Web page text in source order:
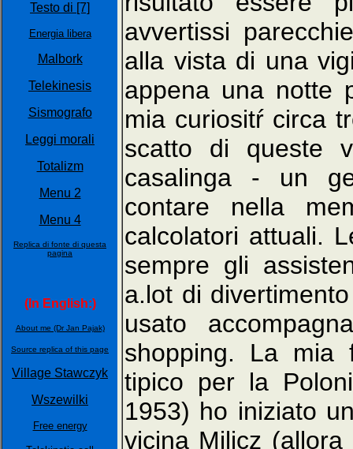
Testo di [7]
Energia libera
Malbork
Telekinesis
Sismografo
Leggi morali
Totalizm
Menu 2
Menu 4
Replica di fonte di questa
pagina
(In English:)
About me (Dr Jan Pajak)
Source replica of this page
Village Stawczyk
Wszewilki
Free energy
avvertissi
alla vista di una
appena una notte
mia curiositŕ circa
scatto di queste
casalinga - un
contare nella
calcolatori attuali.
sempre gli
a.lot di
usato
shopping. La mia
tipico per la
1953) ho iniziato
vicina Milicz